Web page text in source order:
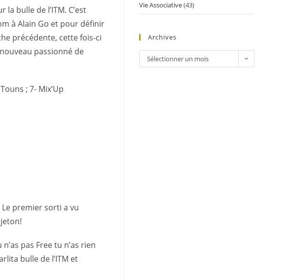
bulle de l’ITM. C’est
à Alain Go et pour définir
précédente, cette fois-ci
passionné de
; 7- Mix’Up
premier sorti a vu
pas Free tu n’as rien
bulle de l’ITM et
Vie Associative(43)
Archives
Sélectionner un mois